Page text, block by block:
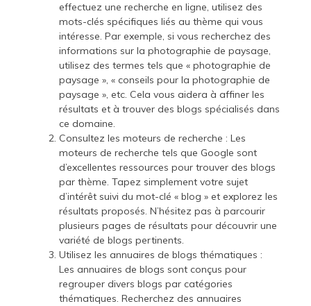
effectuez une recherche en ligne, utilisez des
mots-clés spécifiques liés au thème qui vous
intéresse. Par exemple, si vous recherchez des
informations sur la photographie de paysage,
utilisez des termes tels que « photographie de
paysage », « conseils pour la photographie de
paysage », etc. Cela vous aidera à affiner les
résultats et à trouver des blogs spécialisés dans
ce domaine.
Consultez les moteurs de recherche : Les
moteurs de recherche tels que Google sont
d’excellentes ressources pour trouver des blogs
par thème. Tapez simplement votre sujet
d’intérêt suivi du mot-clé « blog » et explorez les
résultats proposés. N’hésitez pas à parcourir
plusieurs pages de résultats pour découvrir une
variété de blogs pertinents.
Utilisez les annuaires de blogs thématiques :
Les annuaires de blogs sont conçus pour
regrouper divers blogs par catégories
thématiques. Recherchez des annuaires